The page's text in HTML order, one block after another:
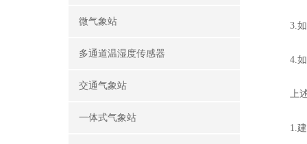
微气象站
多通道温湿度传感器
交通气象站
一体式气象站
3.如何
4.如何
上述
1.建议